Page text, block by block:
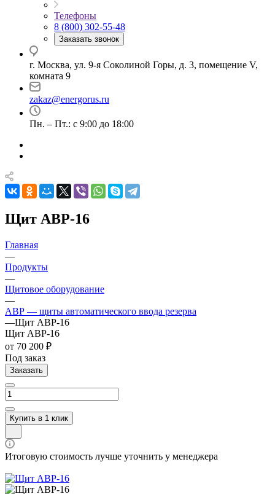
Телефоны
8 (800) 302-55-48
Заказать звонок
г. Москва, ул. 9-я Соколиной Горы, д. 3, помещение V,
комната 9
zakaz@energorus.ru
Пн. – Пт.: с 9:00 до 18:00
Щит АВР-16
Главная
—
Продукты
—
Щитовое оборудование
—
АВР — щиты автоматического ввода резерва
—Щит АВР-16
Щит АВР-16
от 70 200 ₽
Под заказ
Заказать
Купить в 1 клик
Итоговую стоимость лучше уточнить у менеджера